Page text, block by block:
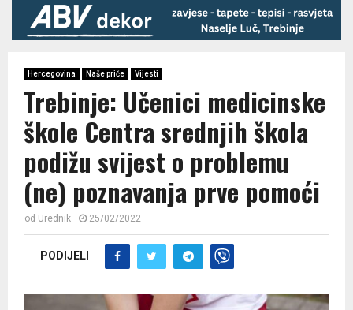
MENU
Hercegovina Naše priče Vijesti
Trebinje: Učenici medicinske
škole Centra srednjih škola
podižu svijest o problemu
(ne) poznavanja prve pomoći
od Urednik 25/02/2022
PODIJELI